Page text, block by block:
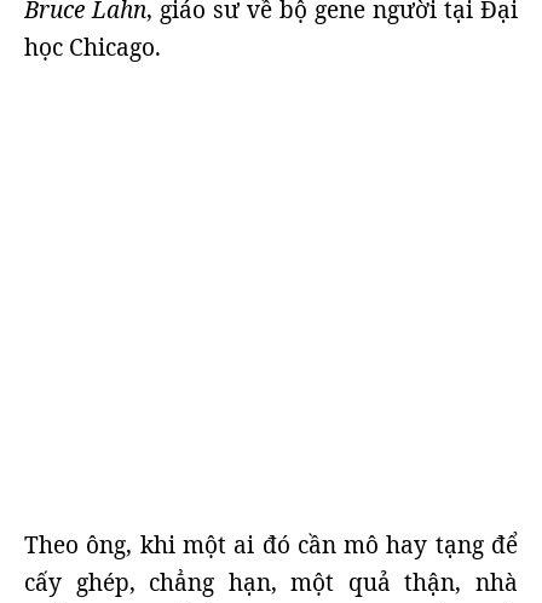
Bruce Lahn, giáo sư về bộ gene người tại Đại
học Chicago.
Theo ông, khi một ai đó cần mô hay tạng để
cấy ghép, chẳng hạn, một quả thận, nhà